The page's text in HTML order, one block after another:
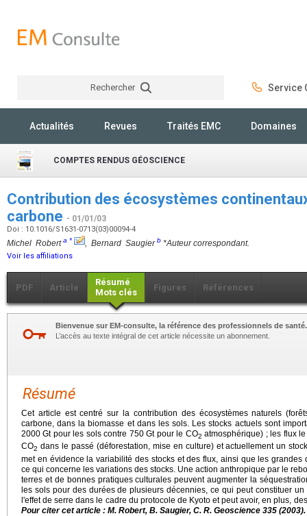
Rechercher Service
Actualités Revues Traités EMC Domaines
COMPTES RENDUS GÉOSCIENCE
Contribution des écosystèmes
carbone - 01/01/03
Doi : 10.1016/S1631-0713(03)00094-4
Michel Roberta * , Bernard Saugierb *Auteur correspondant.
Voir les affiliations
PDF Article
Résumé
Mots clés
Figures Références
Bienvenue sur EM-consulte, la référence des professionnels de santé.
L’accès au texte intégral de cet article nécessite un abonnement.
Résumé
Cet article est centré sur la contribution des écosystèmes naturels
carbone, dans la biomasse et dans les sols. Les stocks actuels sont
2000 Gt pour les sols contre 750 Gt pour le CO2 atmosphérique) ; les flux
CO2 dans le passé (déforestation, mise en culture) et actuellement un
met en évidence la variabilité des stocks et des flux, ainsi que les
ce qui concerne les variations des stocks. Une action anthropique par le
terres et de bonnes pratiques culturales peuvent augmenter la
les sols pour des durées de plusieurs décennies, ce qui peut constituer
l'effet de serre dans le cadre du protocole de Kyoto et peut avoir, en plus,
Pour citer cet article : M. Robert, B. Saugier, C. R. Geoscience 335 (2003).